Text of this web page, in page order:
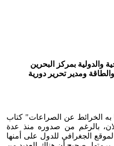
والدولية بمركز البحرين
ومدير تحرير دورية
به الخرائط عن الصراعات" كتاب
بالرغم من صدوره منذ عدة
الجغرافي للدول على أمنها